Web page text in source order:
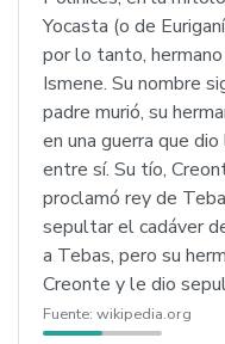
Yocasta (o de
por lo tanto,
Ismene. Su nombre
padre murió, su
en una guerra que
entre sí. Su tío,
proclamó rey de
sepultar el cadáver
a Tebas, pero su
Creonte y le dio
Fuente: wikipedia.org